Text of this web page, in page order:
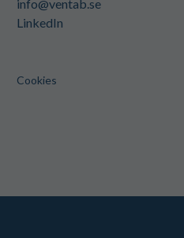
info@ventab.se
LinkedIn
Cookies